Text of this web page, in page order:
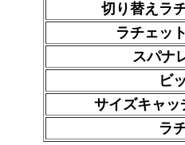
切り替えラ
ラチェッ
スパ
ビ
サイズキャッ
ラ